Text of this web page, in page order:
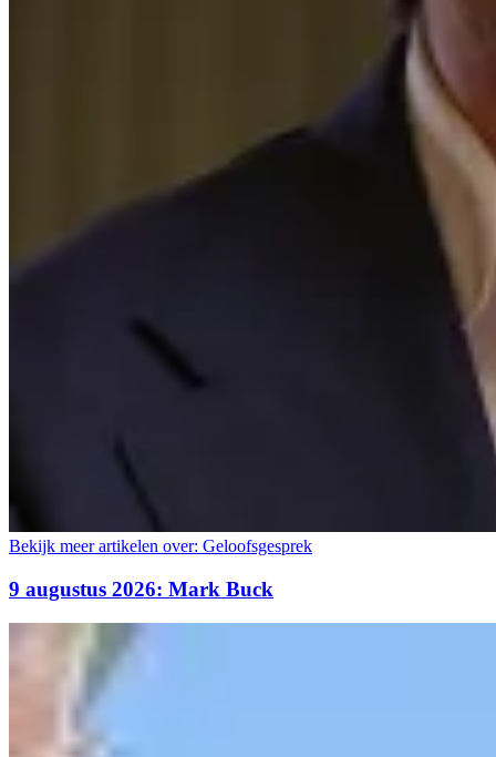
Bekijk meer artikelen over: Geloofsgesprek
9 augustus 2026: Mark Buck